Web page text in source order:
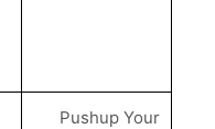
Pushup Your